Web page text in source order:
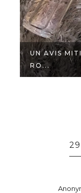
UN AVIS
RO...